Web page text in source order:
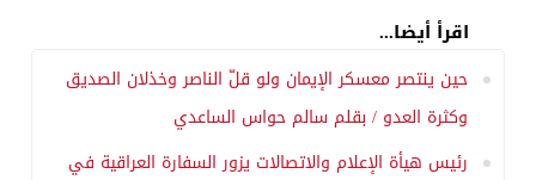
اقرأ أيضا...
حين ينتصر معسكر الإيمان ولو قلّ الناصر وخذلان الصديق
وكثرة العدو / بقلم سالم حواس الساعدي
رئيس هيأة الإعلام والاتصالات يزور السفارة العراقية في